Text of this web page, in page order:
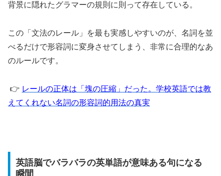
背景に隠れたグラマーの規則に則って存在している。
​この「文法のレール」を最も実感しやすいのが、名詞を並
べるだけで形容詞に変身させてしまう、非常に合理的なあ
のルールです。
👉 レールの正体は「塊の圧縮」だった。学校英語では教
えてくれない名詞の形容詞的用法の真実
英語脳でバラバラの英単語が意味ある句になる
瞬間